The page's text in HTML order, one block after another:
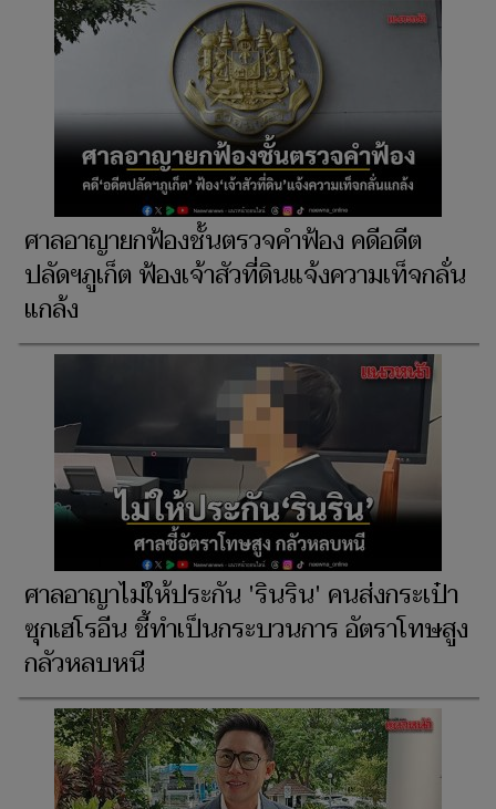
ศาลอาญายกฟ้องชั้นตรวจคำฟ้อง คดีอดีต
ปลัดฯภูเก็ต ฟ้องเจ้าสัวที่ดินแจ้งความเท็จกลั่น
แกล้ง
ศาลอาญาไม่ให้ประกัน 'รินริน' คนส่งกระเป๋า
ซุกเฮโรอีน ชี้ทำเป็นกระบวนการ อัตราโทษสูง
กลัวหลบหนี